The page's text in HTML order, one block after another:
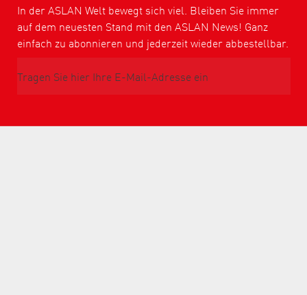
In der ASLAN Welt bewegt sich viel. Bleiben Sie immer
auf dem neuesten Stand mit den ASLAN News! Ganz
einfach zu abonnieren und jederzeit wieder abbestellbar.